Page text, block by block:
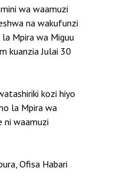
wa waamuzi
na wakufunzi
Mpira wa Miguu
kuanzia Julai 30
kozi hiyo
la Mpira wa
ni waamuzi
Ofisa Habari